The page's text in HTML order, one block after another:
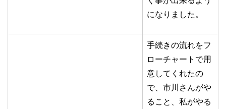
になりました。
手続きの流れをフ
ローチャートで用
意してくれたの
で、市川さんがや
ること、私がやる